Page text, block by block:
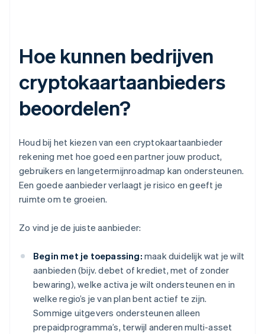
Hoe kunnen bedrijven
cryptokaartaanbieders
beoordelen?
Houd bij het kiezen van een cryptokaartaanbieder
rekening met hoe goed een partner jouw product,
gebruikers en langetermijnroadmap kan ondersteunen.
Een goede aanbieder verlaagt je risico en geeft je
ruimte om te groeien.
Zo vind je de juiste aanbieder:
Begin met je toepassing: maak duidelijk wat je wilt
aanbieden (bijv. debet of krediet, met of zonder
bewaring), welke activa je wilt ondersteunen en in
welke regio’s je van plan bent actief te zijn.
Sommige uitgevers ondersteunen alleen
prepaidprogramma’s, terwijl anderen multi-asset